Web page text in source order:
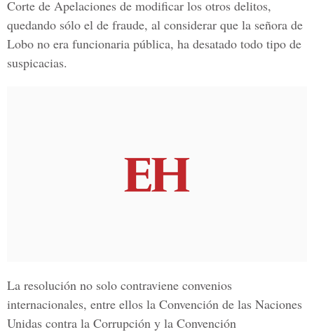
Corte de Apelaciones de modificar los otros delitos,
quedando sólo el de fraude, al considerar que la señora de
Lobo no era funcionaria pública, ha desatado todo tipo de
suspicacias.
La resolución no solo contraviene convenios
internacionales, entre ellos la Convención de las Naciones
Unidas contra la Corrupción y la Convención